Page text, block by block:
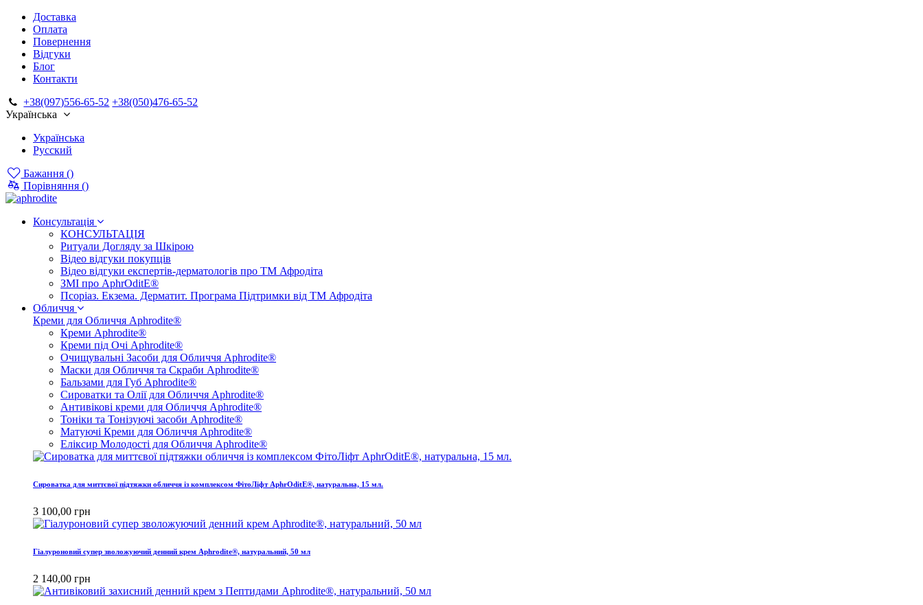
Доставка
Оплата
Повернення
Відгуки
Блог
Контакти
+38(097)556-65-52 +38(050)476-65-52
Українська
Українська
Русский
Бажання ()
Порівняння ()
Консультація
КОНСУЛЬТАЦІЯ
Ритуали Догляду за Шкірою
Відео відгуки покупців
Відео відгуки експертів-дерматологів про ТМ Афродіта
ЗМІ про AphrOditE®
Псоріаз. Екзема. Дерматит. Програма Підтримки від ТМ Афродіта
Обличчя
Креми для Обличчя Aphrodite®
Креми Aphrodite®
Креми під Очі Aphrodite®
Очищувальні Засоби для Обличчя Aphrodite®
Маски для Обличчя та Скраби Aphrodite®
Бальзами для Губ Aphrodite®
Сироватки та Олії для Обличчя Aphrodite®
Антивікові креми для Обличчя Aphrodite®
Тоніки та Тонізуючі засоби Aphrodite®
Матуючі Креми для Обличчя Aphrodite®
Еліксир Молодості для Обличчя Aphrodite®
Сироватка для миттєвої підтяжки обличчя із комплексом ФітоЛіфт AphrOditE®, натуральна, 15 мл.
3 100,00 грн
Гіалуроновий супер зволожуючий денний крем Aphrodite®, натуральний, 50 мл
2 140,00 грн